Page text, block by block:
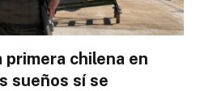
primera chilena en
sueños sí se